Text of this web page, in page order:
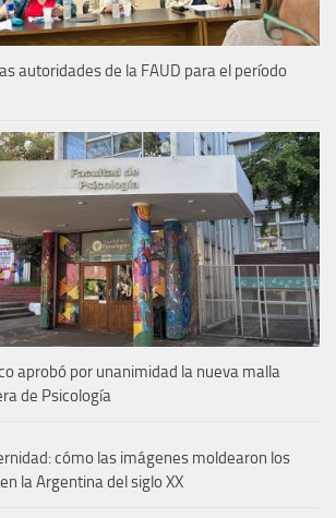
autoridades de la FAUD para el período
aprobó por unanimidad la nueva malla
de Psicología
cómo las imágenes moldearon los
la Argentina del siglo XX